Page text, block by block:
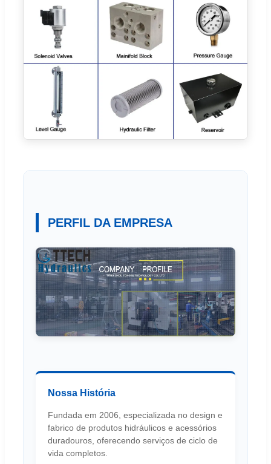
PERFIL DA EMPRESA
Nossa História
Fundada em 2006, especializada no design e
fabrico de produtos hidráulicos e acessórios
duradouros, oferecendo serviços de ciclo de
vida completos.